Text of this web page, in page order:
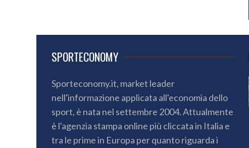
SPORTECONOMY
Sporteconomy.it, market leader
nell'informazione applicata all'economia dello
sport, è nata nel settembre 2004. Attualmente
è l'agenzia stampa online più cliccata in Italia e
tra le prime in Europa per quanto riguarda i